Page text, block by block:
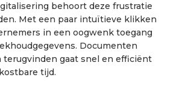
behoort deze frustratie
Met een paar intuïtieve klikken
in een oogwenk toegang
Documenten
terugvinden gaat snel en efficiënt
tijd.